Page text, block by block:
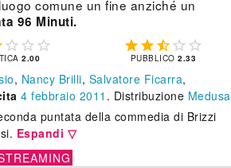
comune un fine anziché un
96 Minuti.
  
2.00
    
PUBBLICO2.33
, Nancy Brilli, Salvatore Ficarra,
4 febbraio 2011 . Distribuzione Medusa
puntata della commedia di Brizzi
Espandi ▽